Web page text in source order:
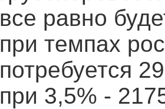
все равно
при темпах
потребуется
при 3,5% -